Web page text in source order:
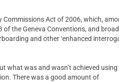
Act of 2006, which,
the Geneva Conventions, and
and other ‘enhanced
what was and wasn’t achieved using
There was a good amount of